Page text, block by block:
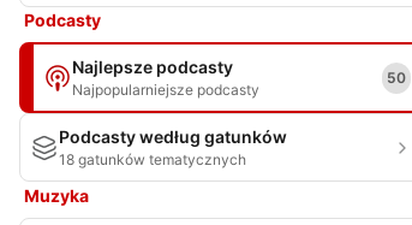
Podcasty
Najlepsze podcasty
Najpopularniejsze podcasty
50
Podcasty według gatunków
18 gatunków tematycznych
Muzyka